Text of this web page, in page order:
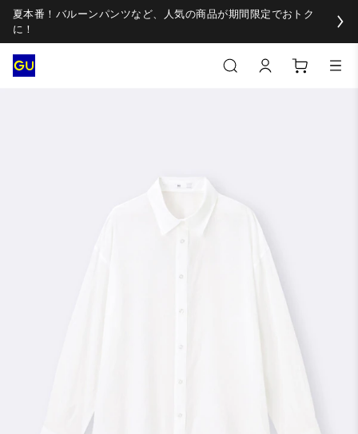
夏本番！バルーンパンツなど、人気の商品が期間限定でおトク
に！